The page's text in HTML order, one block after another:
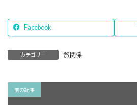
Facebook
カテゴリー 旅関係
前の記事